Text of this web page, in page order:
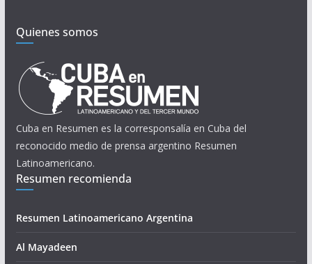
Quienes somos
Cuba en Resumen es la corresponsalía en Cuba del
reconocido medio de prensa argentino Resumen
Latinoamericano.
Resumen recomienda
Resumen Latinoamericano Argentina
Al Mayadeen